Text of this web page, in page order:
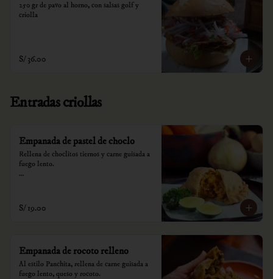
250 gr de pavo al horno, con salsas golf y
criolla
S/ 36.00
Entradas criollas
Empanada de pastel de choclo
Rellena de choclitos tiernos y carne guisada a
fuego lento.
consumo.
S/ 19.00
Empanada de rocoto relleno
Al estilo Panchita, rellena de carne guisada a
fuego lento, queso y rocoto.